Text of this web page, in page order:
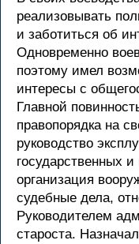
реализовывать
и заботиться об
Одновременно
поэтому имел
интересы с
Главной
правопорядка на
руководство
государственных
организация
судебные дела,
Руководителем
староста.